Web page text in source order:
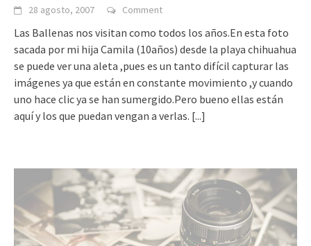
28 agosto, 2007 Comment
Las Ballenas nos visitan como todos los años.En esta foto
sacada por mi hija Camila (10años) desde la playa chihuahua
se puede ver una aleta ,pues es un tanto difícil capturar las
imágenes ya que están en constante movimiento ,y cuando
uno hace clic ya se han sumergido.Pero bueno ellas están
aquí y los que puedan vengan a verlas. [...]